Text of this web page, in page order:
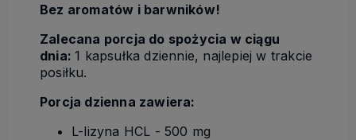
Bez aromatów i barwników!
Zalecana porcja do spożycia w ciągu
dnia:1 kapsułka dziennie, najlepiej w trakcie
posiłku.
Porcja dzienna zawiera:
L-lizyna HCL - 500 mg